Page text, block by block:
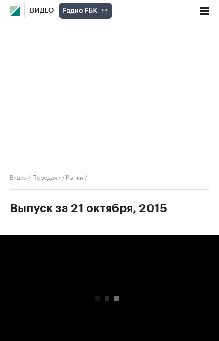
ВИДЕО
Видео / Передачи / Рынки /
Выпуск за 21 октября, 2015